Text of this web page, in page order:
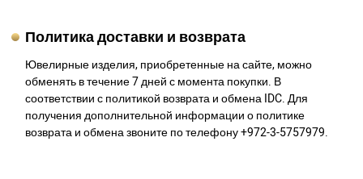
Политика доставки и возврата
Ювелирные изделия, приобретенные на сайте, можно
обменять в течение 7 дней с момента покупки. В
соответствии с политикой возврата и обмена IDC. Для
получения дополнительной информации о политике
возврата и обмена звоните по телефону +972-3-5757979.